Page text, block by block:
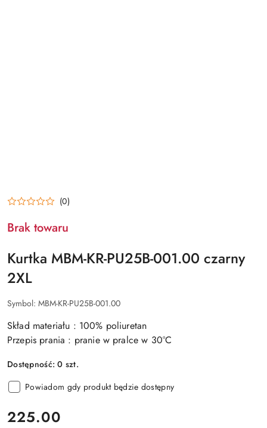
(0)
Brak towaru
Kurtka MBM-KR-PU25B-001.00 czarny
2XL
Symbol: MBM-KR-PU25B-001.00
Skład materiału : 100% poliuretan
Przepis prania : pranie w pralce w 30°C
Dostępność:0 szt.
Powiadom gdy produkt będzie dostępny
cena:
225.00